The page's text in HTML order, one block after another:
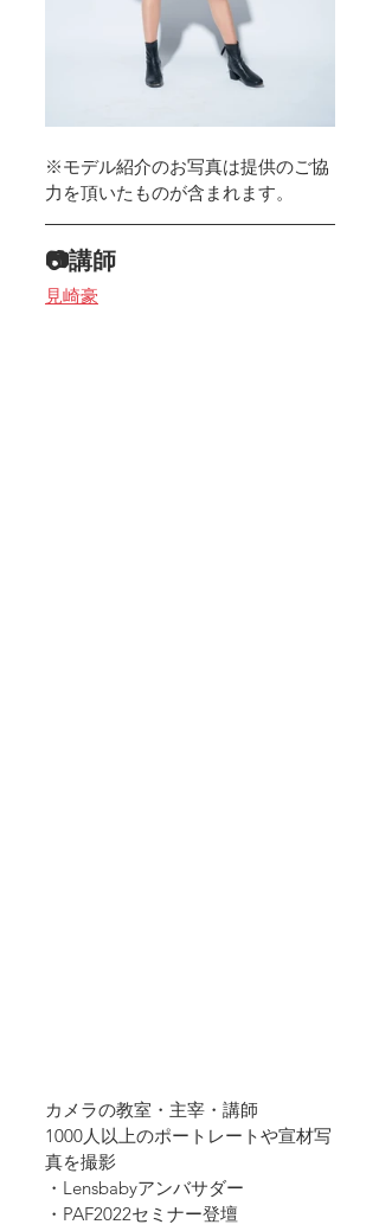
※モデル紹介のお写真は提供のご協
力を頂いたものが含まれます。
📷講師
見崎豪
カメラの教室・主宰・講師
1000人以上のポートレートや宣材写
真を撮影
・Lensbabyアンバサダー
・PAF2022セミナー登壇